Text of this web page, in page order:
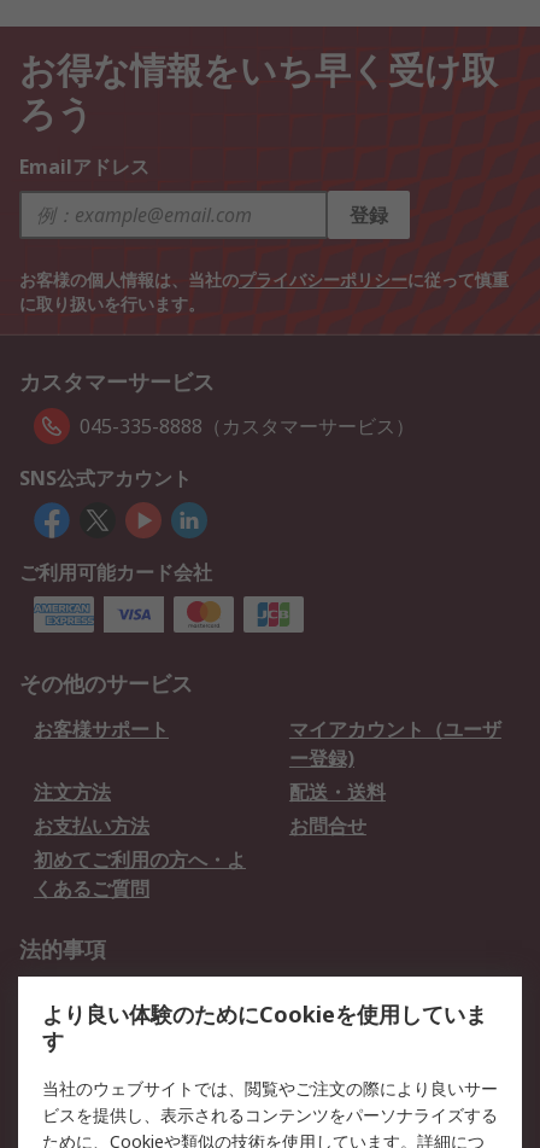
お得な情報をいち早く受け取
ろう
Emailアドレス
登録
お客様の個人情報は、当社のプライバシーポリシーに従って慎重
に取り扱いを行います。
カスタマーサービス
045-335-8888（カスタマーサービス）
SNS公式アカウント
ご利用可能カード会社
その他のサービス
お客様サポート
マイアカウント（ユーザ
ー登録)
注文方法
配送・送料
お支払い方法
お問合せ
初めてご利用の方へ・よ
くあるご質問
法的事項
クッキーポリシー
RSについて
会社概要 採用情報
より良い体験のためにCookieを使用していま
す
当社のウェブサイトでは、閲覧やご注文の際により良いサー
ビスを提供し、表示されるコンテンツをパーソナライズする
ために、Cookieや類似の技術を使用しています。詳細につ